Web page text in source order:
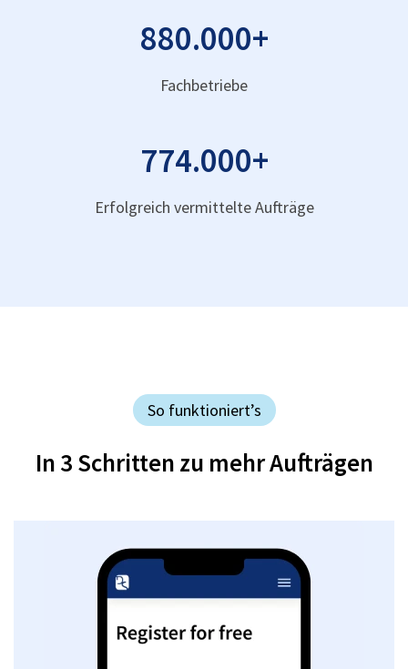
880.000+
Fachbetriebe
774.000+
Erfolgreich vermittelte Aufträge
So funktioniert’s
In 3 Schritten zu mehr Aufträgen